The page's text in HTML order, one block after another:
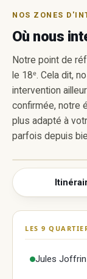
NOS ZONES
Où nous
Notre point de
le 18ᵉ. Cela dit,
intervention
confirmée, notre
plus adapté à
parfois depuis
La carte n'est
LES 9
Jules Joffrin